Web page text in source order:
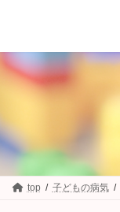
ン
ツ
キ
ッ
プ
ー
シ
に
移
動
top 子どもの病気